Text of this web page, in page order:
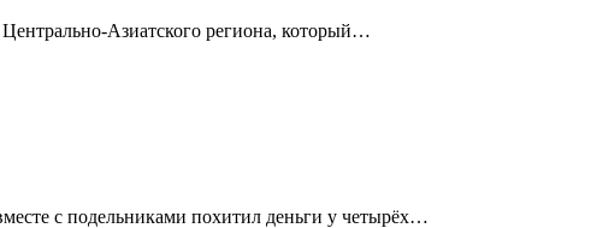
Азиатского региона, который…
с подельниками похитил деньги у четырёх…